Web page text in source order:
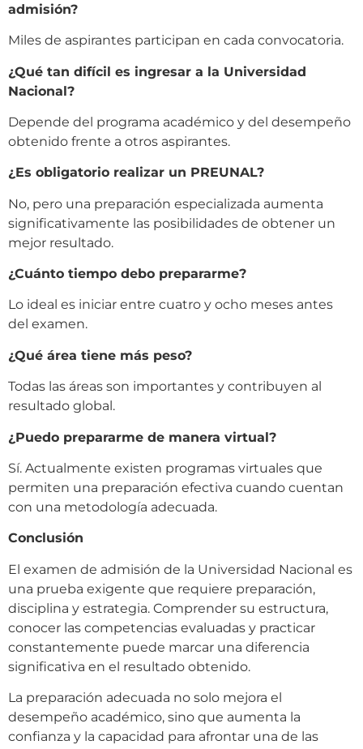
admisión?
Miles de aspirantes participan en cada convocatoria.
¿Qué tan difícil es ingresar a la Universidad
Nacional?
Depende del programa académico y del desempeño
obtenido frente a otros aspirantes.
¿Es obligatorio realizar un PREUNAL?
No, pero una preparación especializada aumenta
significativamente las posibilidades de obtener un
mejor resultado.
¿Cuánto tiempo debo prepararme?
Lo ideal es iniciar entre cuatro y ocho meses antes
del examen.
¿Qué área tiene más peso?
Todas las áreas son importantes y contribuyen al
resultado global.
¿Puedo prepararme de manera virtual?
Sí. Actualmente existen programas virtuales que
permiten una preparación efectiva cuando cuentan
con una metodología adecuada.
Conclusión
El examen de admisión de la Universidad Nacional es
una prueba exigente que requiere preparación,
disciplina y estrategia. Comprender su estructura,
conocer las competencias evaluadas y practicar
constantemente puede marcar una diferencia
significativa en el resultado obtenido.
La preparación adecuada no solo mejora el
desempeño académico, sino que aumenta la
confianza y la capacidad para afrontar una de las